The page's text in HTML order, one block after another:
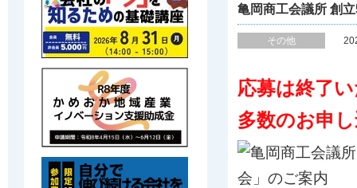
亀岡商工会議所 創
その他
応募は終了
多数のお申